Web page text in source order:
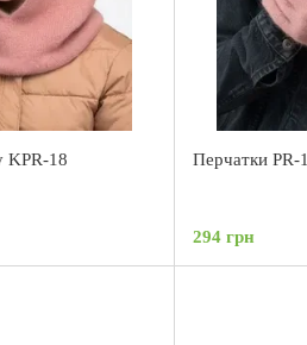
KPR-18
Перчатки PR-
294 грн